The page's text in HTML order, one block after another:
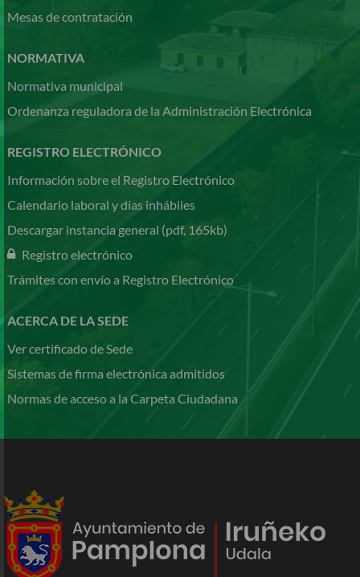
Mesas de contratación
NORMATIVA
Normativa municipal
Ordenanza reguladora de la Administración Electrónica
REGISTRO ELECTRÓNICO
Información sobre el Registro Electrónico
Calendario laboral y días inhábiles
Descargar instancia general (pdf, 165kb)
Registro electrónico
Trámites con envío a Registro Electrónico
ACERCA DE LA SEDE
Ver certificado de Sede
Sistemas de firma electrónica admitidos
Normas de acceso a la Carpeta Ciudadana